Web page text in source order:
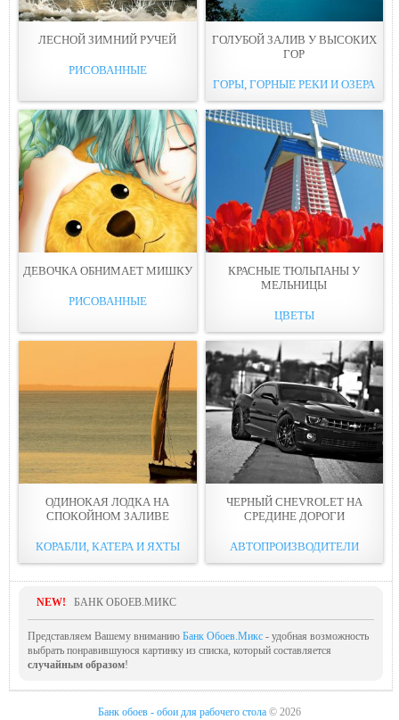
ЛЕСНОЙ ЗИМНИЙ РУЧЕЙ
РИСОВАННЫЕ
ГОЛУБОЙ ЗАЛИВ У ВЫСОКИХ
ГОР
ГОРЫ, ГОРНЫЕ РЕКИ И ОЗЕРА
ДЕВОЧКА ОБНИМАЕТ МИШКУ
РИСОВАННЫЕ
КРАСНЫЕ ТЮЛЬПАНЫ У
МЕЛЬНИЦЫ
ЦВЕТЫ
ОДИНОКАЯ ЛОДКА НА
СПОКОЙНОМ ЗАЛИВЕ
КОРАБЛИ, КАТЕРА И ЯХТЫ
ЧЕРНЫЙ CHEVROLET НА
СРЕДИНЕ ДОРОГИ
АВТОПРОИЗВОДИТЕЛИ
NEW! БАНК ОБОЕВ.МИКС
Представляем Вашему вниманию Банк Обоев.Микс - удобная возможность
выбрать понравившуюся картинку из списка, который составляется
случайным образом!
Банк обоев - обои для рабочего стола © 2026